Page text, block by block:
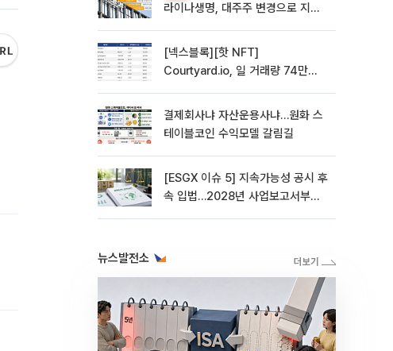
라이나생명, 대주주 변경으로 지주
[넥스블록][핫 NFT]
Courtyard.io, 일 거래량 74만
결제회사냐 자산운용사냐…원화 스
테이블코인 수익모델 갈림길
[ESGX 이슈 5] 지속가능성 공시 후
속 입법…2028년 사업보고서부터
뉴스발전소